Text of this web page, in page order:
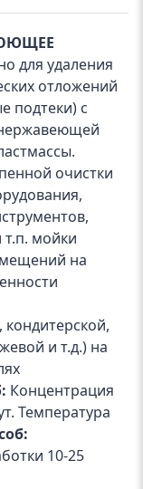
для удаления
отложений
подтеки) с
нержавеющей
очистки
мойки
на
и т.д.) на
Концентрация
Температура
10-25